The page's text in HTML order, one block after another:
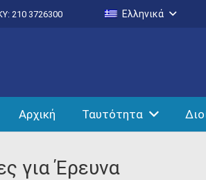
210 3726300 Ελληνικά
Αρχική Ταυτότητα
για Έρευνα